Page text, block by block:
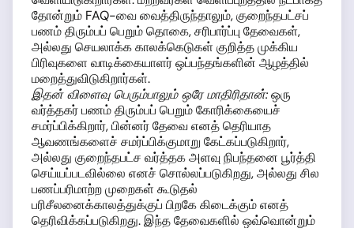
தோன்றும் FAQ-வை வைத்திருந்தாலும், குறைந்தபட்சப்
பணம் திரும்பப் பெறும் தொகை, சரிபார்ப்பு தேவைகள்,
அல்லது செயலாக்க காலக்கெடுகள் குறித்த முக்கிய
பிரிவுகளை வாடிக்கையாளர் ஒப்பந்தங்களின் ஆழத்தில்
மறைத்துவிடுகிறார்கள்.
இதன் விளைவு பெரும்பாலும் ஒரே மாதிரிதான்:ஒரு
வர்த்தகர் பணம் திரும்பப் பெறும் கோரிக்கையைச்
சமர்ப்பிக்கிறார், பின்னர் தேவை எனத் தெரியாத
ஆவணங்களைச் சமர்ப்பிக்குமாறு கேட்கப்படுகிறார்,
அல்லது குறைந்தபட்ச வர்த்தக அளவு நிபந்தனை பூர்த்தி
செய்யப்படவில்லை எனச் சொல்லப்படுகிறது, அல்லது சில
பணப்பரிமாற்ற முறைகள் கூடுதல்
பரிசீலனைக்காலத்துக்குப் பிறகே கிடைக்கும் எனத்
தெரிவிக்கப்படுகிறது. இந்த தேவைகளில் ஒவ்வொன்றும்